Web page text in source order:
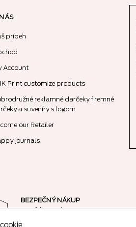
príbeh
Account
Print customize products
reklamné darčeky firemné
a suveníry s logom
our Retailer
journals
BEZPEČNÝ NÁKUP
SSL šifrované spojenie